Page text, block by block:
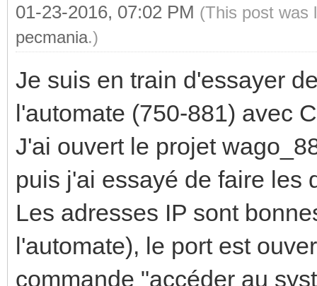
01-23-2016, 07:02 PM (This post was
pecmania.)
Je suis en train d'essayer
l'automate (750-881) avec
J'ai ouvert le projet
puis j'ai essayé de faire les
Les adresses IP sont
l'automate), le port est
commande "accéder au